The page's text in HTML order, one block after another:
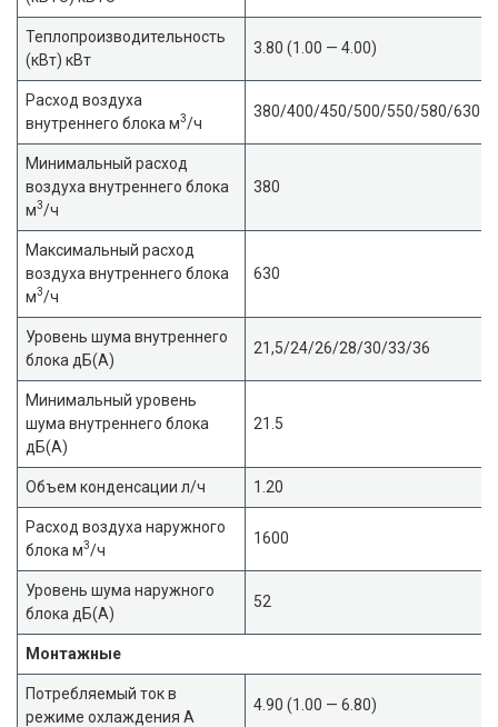
Теплопроизводительность
(кВт) кВт
3.80 (1.00 — 4.00)
Расход воздуха
внутреннего блока м3/ч
380/400/450/500/550/580/630
Минимальный расход
воздуха внутреннего блока
м3/ч
380
Максимальный расход
воздуха внутреннего блока
м3/ч
630
Уровень шума внутреннего
блока дБ(А)
21,5/24/26/28/30/33/36
Минимальный уровень
шума внутреннего блока
дБ(А)
21.5
Объем конденсации л/ч 1.20
Расход воздуха наружного
блока м3/ч
1600
Уровень шума наружного
блока дБ(А)
52
Монтажные
Потребляемый ток в
режиме охлаждения А
4.90 (1.00 — 6.80)